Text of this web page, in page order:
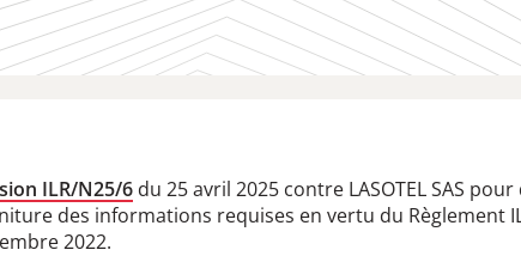
ILR/N25/6 du 25 avril 2025 contre LASOTEL SAS
des informations requises en vertu du Règlement
2022.